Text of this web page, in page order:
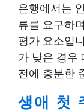
은행에서는
류를 요구하
평가 요소입
가 낮은 경우
전에 충분한
생애 첫